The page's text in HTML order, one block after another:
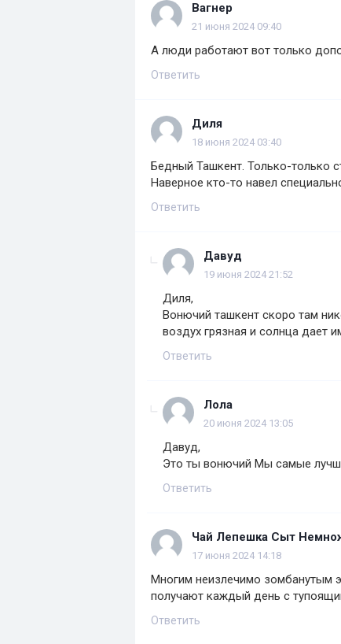
Вагнер
21 июня 2024 09:40
А люди работают вот только
Ответить
Диля
18 июня 2024 03:40
Бедный Ташкент. Только-только
Наверное кто-то навел
Ответить
Давуд
19 июня 2024 21:52
Диля,
Вонючий ташкент скоро там
воздух грязная и солнца дает
Ответить
Лола
20 июня 2024 13:05
Давуд,
Это ты вонючий Мы самые
Ответить
Чай Лепешка Сыт
17 июня 2024 14:18
Многим неизлечимо зомбанутым
получают каждый день с
Ответить